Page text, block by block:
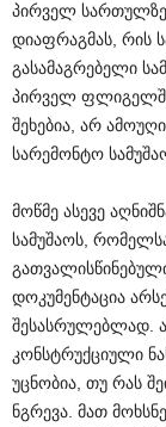
პირველ სართულზე
დიაფრაგმას, რის
გასამაგრებელი
პირველ
შეხებია, არ
სარემონტო
მოწმე ასევე
სამუშაოს,
დოკუმენტაცია
შესასრულებლად.
კონსტრუქციული
უცნობია, თუ რას
ნგრევა. მათ